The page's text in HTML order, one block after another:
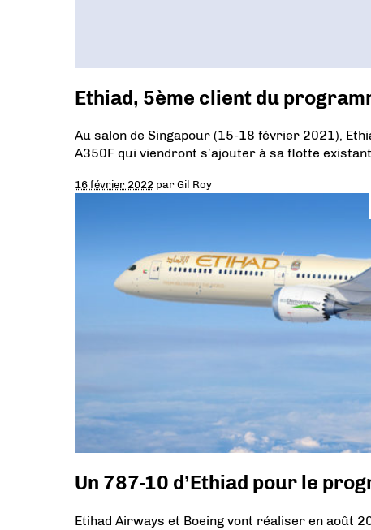
Ethiad, 5ème client du
Au salon de Singapour (15-18 février 2021),
A350F qui viendront s’ajouter à sa flotte
16 février 2022 parGil Roy
Un 787-10 d’Ethiad pour le
Etihad Airways et Boeing vont réaliser en août